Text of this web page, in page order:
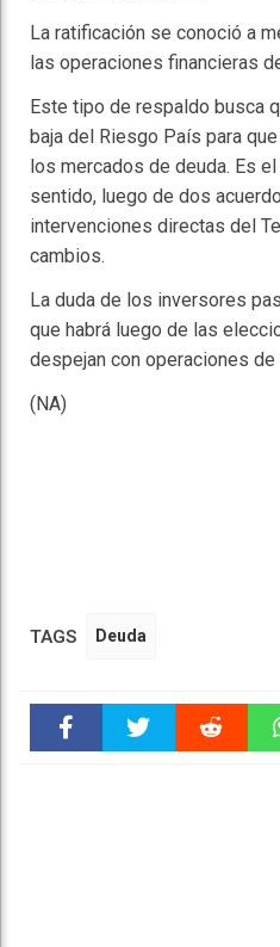
La ratificación se conoció a
las operaciones financieras
Este tipo de respaldo busca
baja del Riesgo País para
los mercados de deuda. Es
sentido, luego de dos
intervenciones directas del
cambios.
La duda de los inversores
que habrá luego de las
despejan con operaciones
(NA)
TAGS Deuda